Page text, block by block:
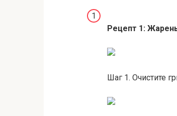
Рецепт 1:
Шаг 1. Очистите